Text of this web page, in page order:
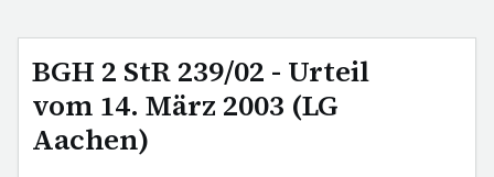
BGH 2 StR 239/02 - Urteil
vom 14. März 2003 (LG
Aachen)